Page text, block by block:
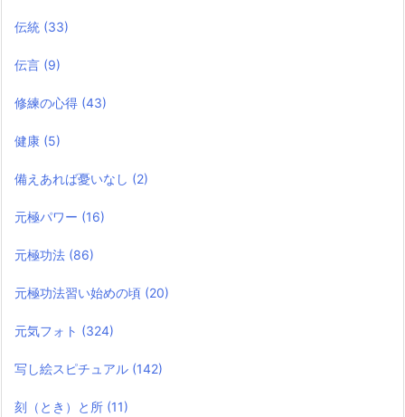
伝統 (33)
伝言 (9)
修練の心得 (43)
健康 (5)
備えあれば憂いなし (2)
元極パワー (16)
元極功法 (86)
元極功法習い始めの頃 (20)
元気フォト (324)
写し絵スピチュアル (142)
刻（とき）と所 (11)